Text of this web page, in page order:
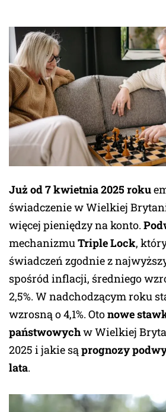
Już od 7 kwietnia 2025 roku
świadczenie w Wielkiej
więcej pieniędzy na konto.
mechanizmuTriple Lock,
świadczeń zgodnie z
spośród inflacji, średniego
2,5%. W nadchodzącym roku
wzrosną o 4,1%. Otonowe
państwowychw Wielkiej
2025 i jakie sąprognozy
lata.